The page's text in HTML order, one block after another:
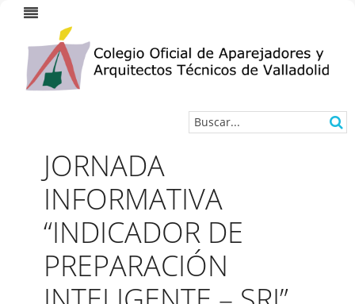
JORNADA
INFORMATIVA
“INDICADOR DE
PREPARACIÓN